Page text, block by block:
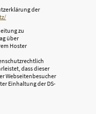
der
zu
über
Hoster
dass dieser
Webseitenbesucher
Einhaltung der DS-